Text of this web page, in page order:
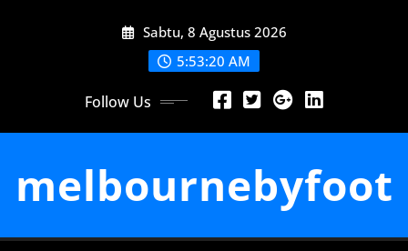
Sabtu, 8 Agustus 2026
5:53:20 AM
Follow Us
melbournebyfoot